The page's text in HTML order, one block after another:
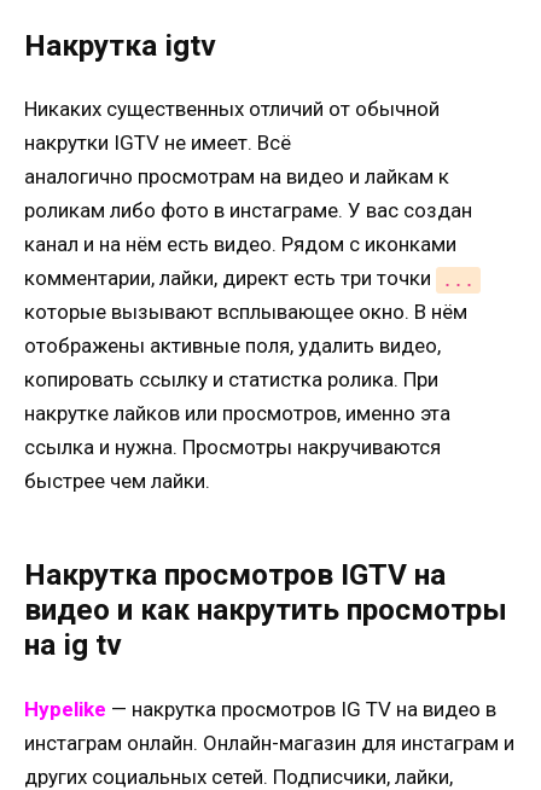
Накрутка igtv
Никаких существенных отличий от обычной
накрутки IGTV не имеет. Всё
аналогично просмотрам на видео и лайкам к
роликам либо фото в инстаграме. У вас создан
канал и на нём есть видео. Рядом с иконками
комментарии, лайки, директ есть три точки
...
которые вызывают всплывающее окно. В нём
отображены активные поля, удалить видео,
копировать ссылку и статистка ролика. При
накрутке лайков или просмотров, именно эта
ссылка и нужна. Просмотры накручиваются
быстрее чем лайки.
Накрутка просмотров IGTV на
видео и как накрутить просмотры
на ig tv
Hypelike — накрутка просмотров IG TV на видео в
инстаграм онлайн. Онлайн-магазин для инстаграм и
других социальных сетей. Подписчики, лайки,